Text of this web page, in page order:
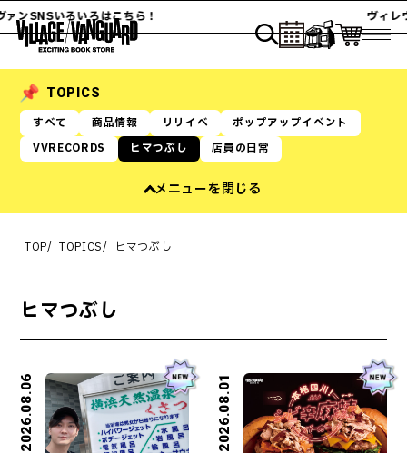
SNSいろいろはこちら！ ヴィレ
TOPICS
すべて 商品情報 リリイベ
ポップアップイベント
VVRECORDS
ヒマつぶし 店員の日常
メニューを閉じる
TOP TOPICS ヒマつぶし
ヒマつぶし
2026.08.06 2026.08.01